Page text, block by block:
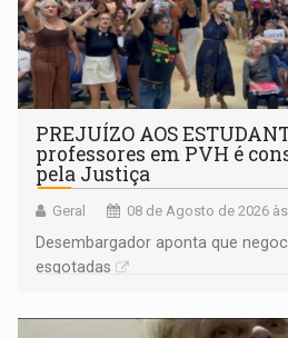
PREJUÍZO AOS
professores em PVH é
pela Justiça
Geral 08 de Agosto de 2026
Desembargador aponta que
esgotadas